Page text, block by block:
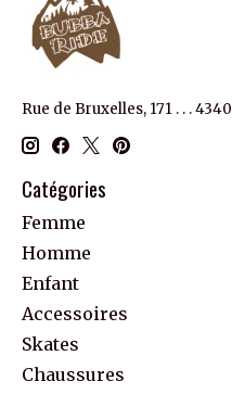
Rue de Bruxelles, 171 . . .
Catégories
Femme
Homme
Enfant
Accessoires
Skates
Chaussures